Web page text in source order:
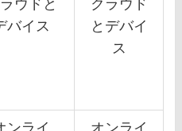
ウドと
バイス
クラウド
とデバイ
ス